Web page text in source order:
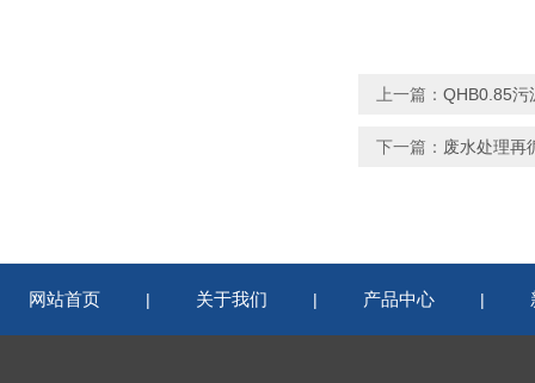
上一篇： QHB0.85污
下一篇： 废水处理再
网站首页 | 关于我们 | 产品中心 |